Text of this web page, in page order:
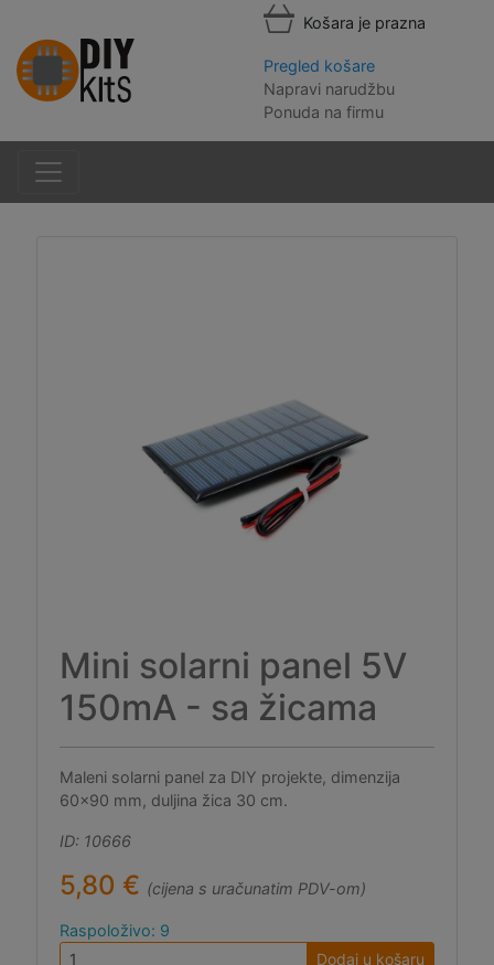
Košara je prazna
Pregled košare
Napravi narudžbu
Ponuda na firmu
Mini solarni panel 5V
150mA - sa žicama
Maleni solarni panel za DIY projekte, dimenzija
60x90 mm, duljina žica 30 cm.
ID: 10666
5,80 € (cijena s uračunatim PDV-om)
Raspoloživo: 9
Dodaj u košaru